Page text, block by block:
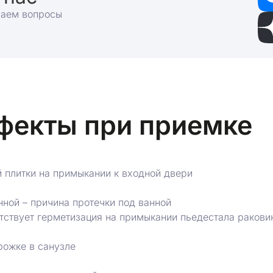
вопросы
при приемке
на примыкании к входной двери
– причина протечки под ванной
герметизация на примыкании пьедестала
в санузле